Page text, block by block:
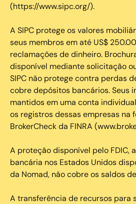
(https://www.sipc.org/).
A SIPC protege os valores
seus membros em até US$
reclamações de dinheiro.
disponível mediante solicitação
SIPC não protege contra perdas
cobre depósitos bancários. Seus
mantidos em uma conta
os registros dessas empresas na
BrokerCheck da FINRA
A proteção disponível pelo FDIC,
bancária nos Estados Unidos
da Nomad, não cobre os saldos
A transferência de recursos para